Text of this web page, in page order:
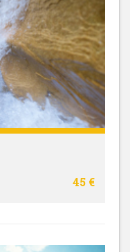
45 €